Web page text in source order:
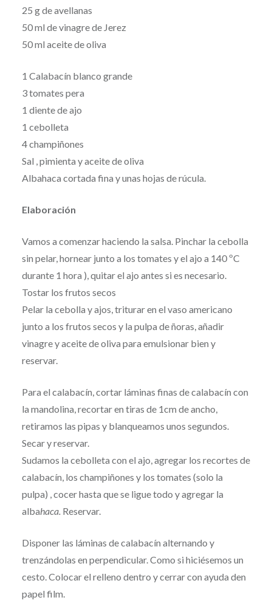
25 g de avellanas
50 ml de vinagre de Jerez
50 ml aceite de oliva
1 Calabacín blanco grande
3 tomates pera
1 diente de ajo
1 cebolleta
4 champiñones
Sal , pimienta y aceite de oliva
Albahaca cortada fina y unas hojas de rúcula.
Elaboración
Vamos a comenzar haciendo la salsa. Pinchar la cebolla
sin pelar, hornear junto a los tomates y el ajo a 140 ºC
durante 1 hora ), quitar el ajo antes si es necesario.
Tostar los frutos secos
Pelar la cebolla y ajos, triturar en el vaso americano
junto a los frutos secos y la pulpa de ñoras, añadir
vinagre y aceite de oliva para emulsionar bien y
reservar.
Para el calabacín, cortar láminas finas de calabacín con
la mandolina, recortar en tiras de 1cm de ancho,
retiramos las pipas y blanqueamos unos segundos.
Secar y reservar.
Sudamos la cebolleta con el ajo, agregar los recortes de
calabacín, los champiñones y los tomates (solo la
pulpa) , cocer hasta que se ligue todo y agregar la
albahaca. Reservar.
Disponer las láminas de calabacín alternando y
trenzándolas en perpendicular. Como si hiciésemos un
cesto. Colocar el relleno dentro y cerrar con ayuda den
papel film.